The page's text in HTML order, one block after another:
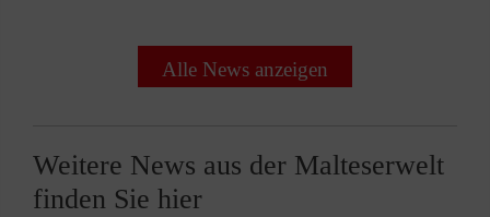
Alle News anzeigen
Weitere News aus der Malteserwelt
finden Sie hier